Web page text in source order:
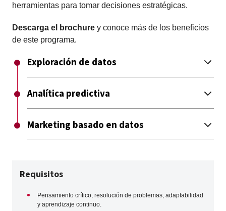
herramientas para tomar decisiones estratégicas.
Descarga el brochure y conoce más de los beneficios
de este programa.
Exploración de datos
Analítica predictiva
Marketing basado en datos
Requisitos
Pensamiento crítico, resolución de problemas, adaptabilidad
y aprendizaje continuo.